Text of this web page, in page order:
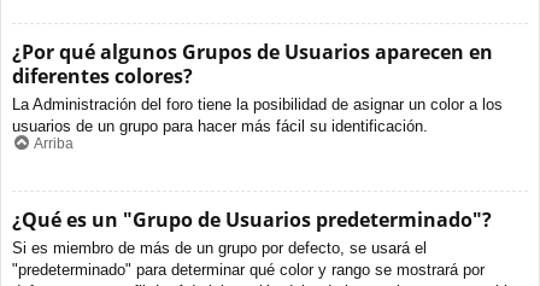
¿Por qué algunos Grupos de Usuarios aparecen en
diferentes colores?
La Administración del foro tiene la posibilidad de asignar un color a los
usuarios de un grupo para hacer más fácil su identificación.
Arriba
¿Qué es un "Grupo de Usuarios predeterminado"?
Si es miembro de más de un grupo por defecto, se usará el
"predeterminado" para determinar qué color y rango se mostrará por